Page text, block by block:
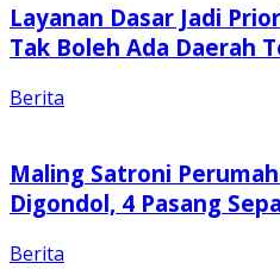
Layanan Dasar Jadi
Tak Boleh Ada Daerah
Berita
Maling Satroni
Digondol, 4 Pasang
Berita